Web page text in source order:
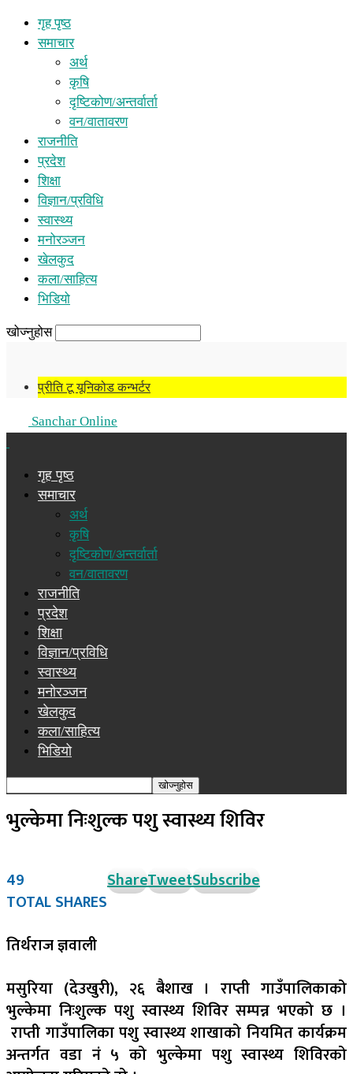
गृह पृष्ठ
समाचार
अर्थ
कृषि
दृष्टिकोण/अन्तर्वार्ता
वन/वातावरण
राजनीति
प्रदेश
शिक्षा
विज्ञान/प्रविधि
स्वास्थ्य
मनोरञ्जन
खेलकुद
कला/साहित्य
भिडियो
खोज्नुहोस
प्रीति टू यूनिकोड कन्भर्टर
Sanchar Online
गृह पृष्ठ
समाचार
अर्थ
कृषि
दृष्टिकोण/अन्तर्वार्ता
वन/वातावरण
राजनीति
प्रदेश
शिक्षा
विज्ञान/प्रविधि
स्वास्थ्य
मनोरञ्जन
खेलकुद
कला/साहित्य
भिडियो
भुल्केमा निःशुल्क पशु स्वास्थ्य शिविर
49
TOTAL SHARES
ShareTweetSubscribe
तिर्थराज ज्ञवाली
मसुरिया (देउखुरी), २६ बैशाख । राप्ती गाउँपालिकाको
भुल्केमा निःशुल्क पशु स्वास्थ्य शिविर सम्पन्न भएको छ ।
राप्ती गाउँपालिका पशु स्वास्थ्य शाखाको नियमित कार्यक्रम
अन्तर्गत वडा नं ५ को भुल्केमा पशु स्वास्थ्य शिविरको